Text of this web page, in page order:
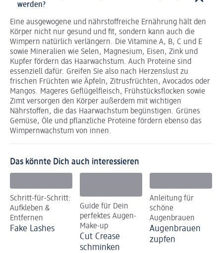
werden?
Eine ausgewogene und nährstoffreiche Ernährung hält den
Körper nicht nur gesund und fit, sondern kann auch die
Wimpern natürlich verlängern. Die Vitamine A, B, C und E
sowie Mineralien wie Selen, Magnesium, Eisen, Zink und
Kupfer fördern das Haarwachstum. Auch Proteine sind
essenziell dafür. Greifen Sie also nach Herzenslust zu
frischen Früchten wie Äpfeln, Zitrusfrüchten, Avocados oder
Mangos. Mageres Geflügelfleisch, Frühstücksflocken sowie
Zimt versorgen den Körper außerdem mit wichtigen
Nährstoffen, die das Haarwachstum begünstigen. Grünes
Gemüse, Öle und pflanzliche Proteine fördern ebenso das
Wimpernwachstum von innen.
Das könnte Dich auch interessieren
Schritt-für-Schritt:
Aufkleben &
Entfernen
Fake Lashes
Guide für Dein
perfektes Augen-
Make-up
Cut Crease
schminken
Anleitung für
schöne
Augenbrauen
Augenbrauen
zupfen